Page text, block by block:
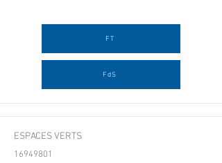
FT
FdS
ESPACES VERTS
16949801